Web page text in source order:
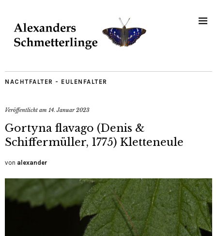
NACHTFALTER - EULENFALTER
Veröffentlicht am 14. Januar 2023
Gortyna flavago (Denis &
Schiffermüller, 1775) Kletteneule
von alexander